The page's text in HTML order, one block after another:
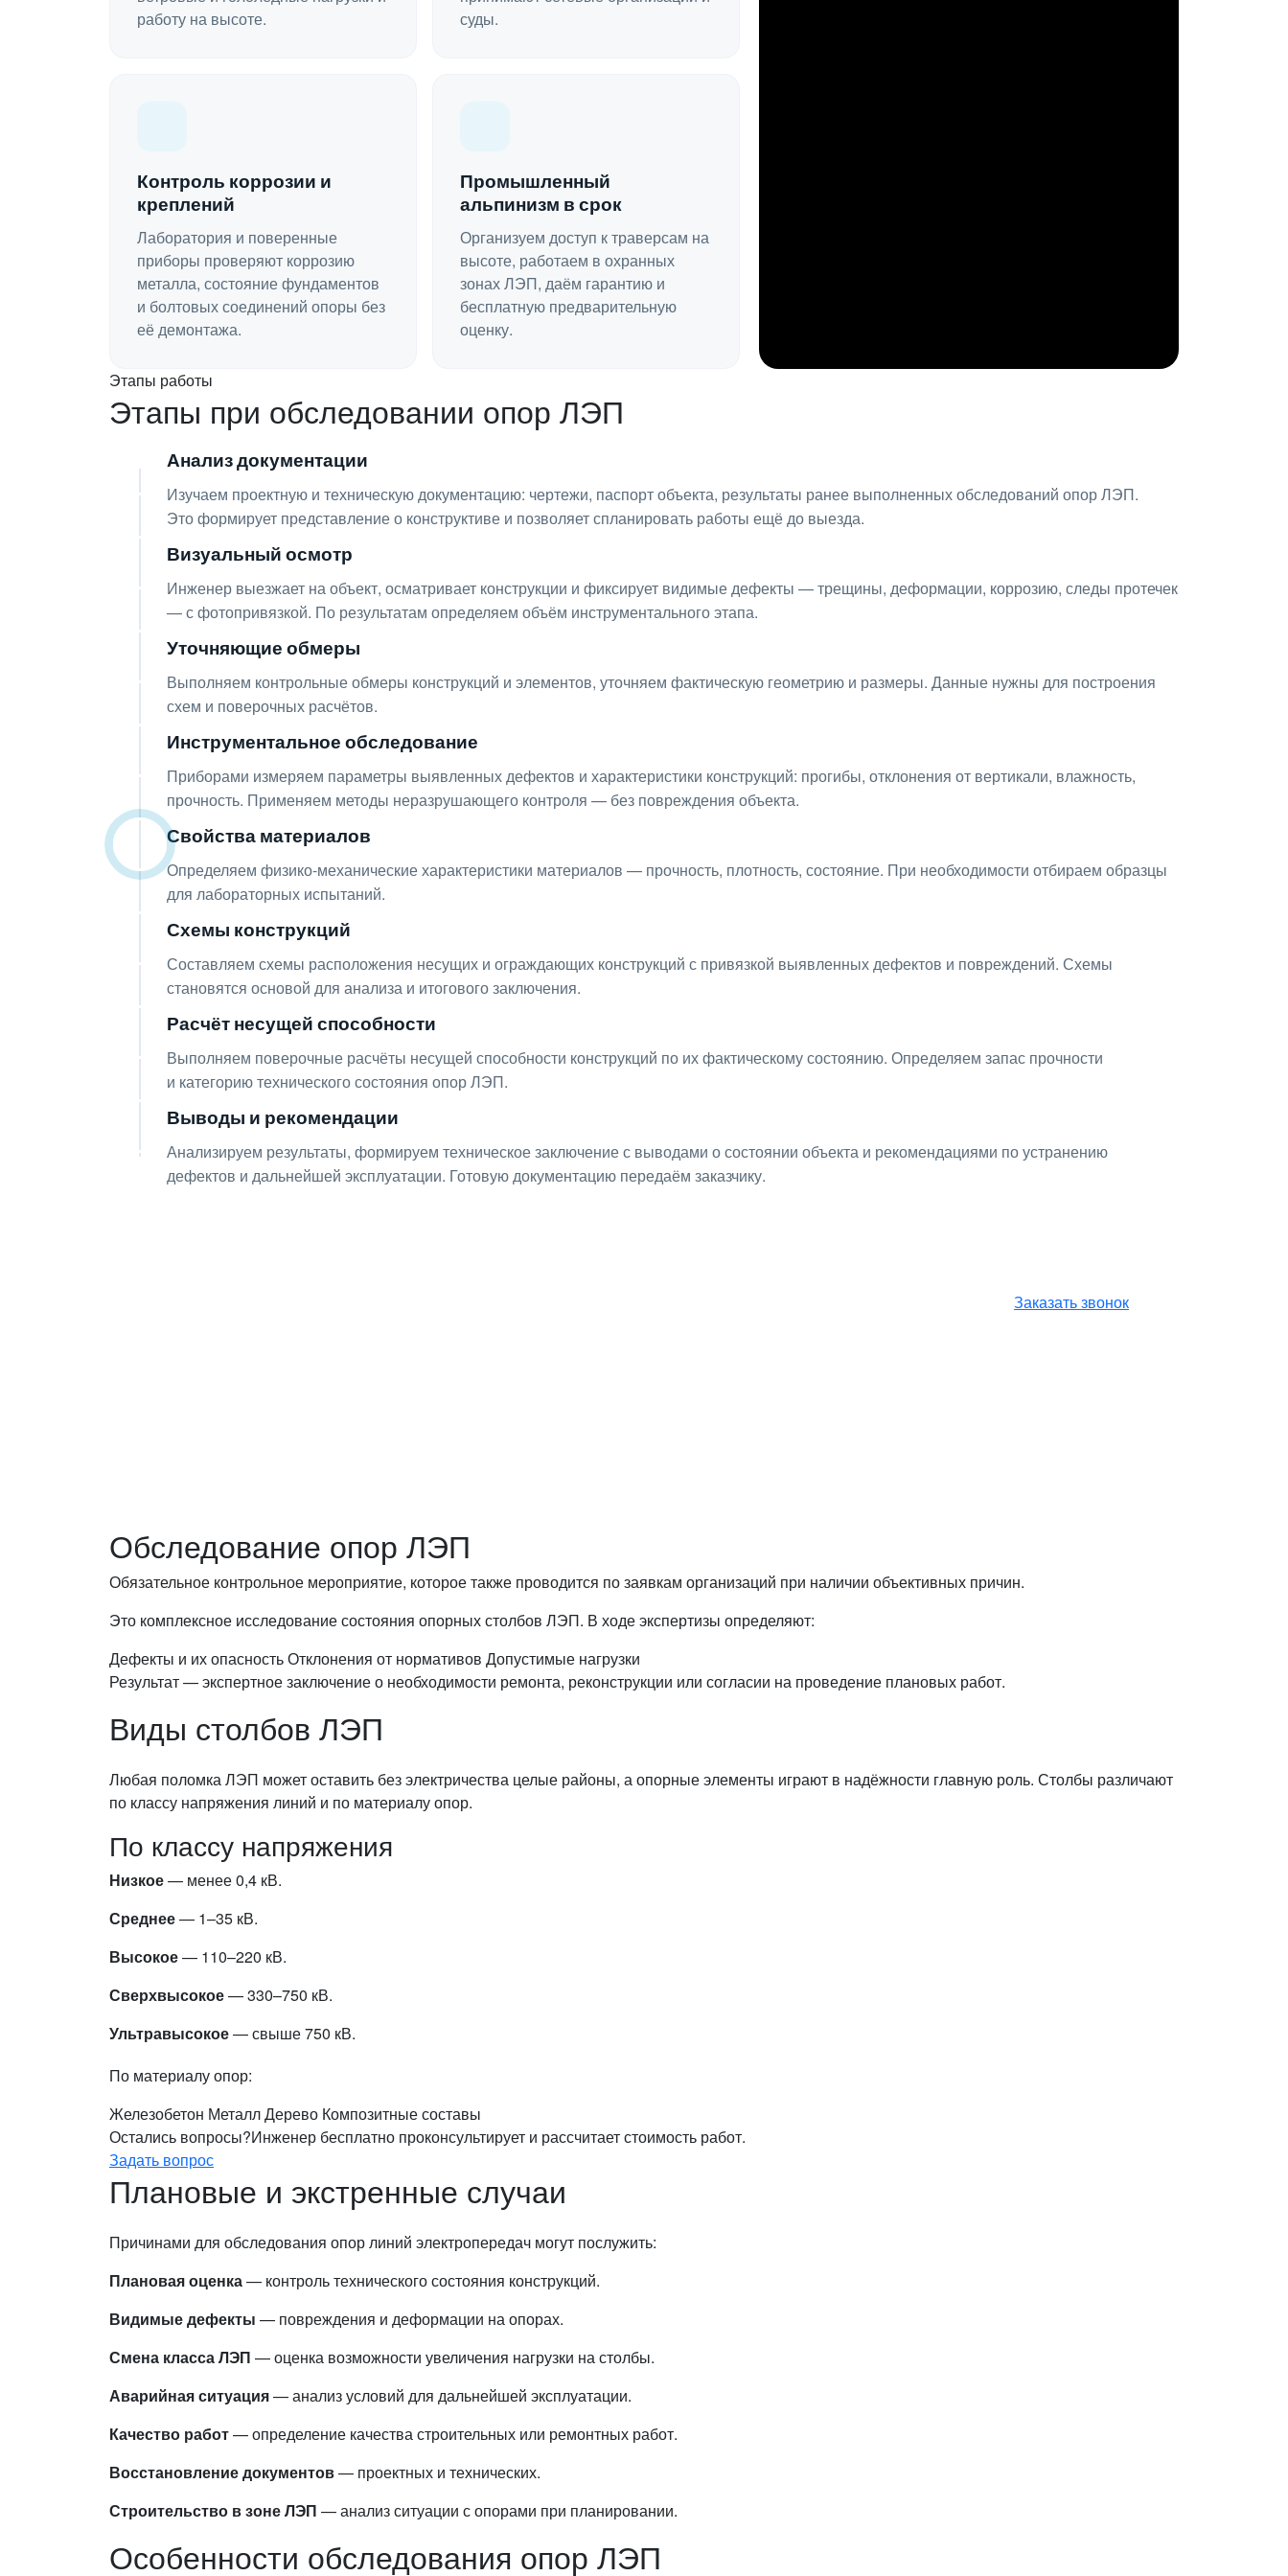
работу на высоте.
суды.
Контроль коррозии и
креплений
Лаборатория и поверенные
приборы проверяют коррозию
металла, состояние фундаментов
и болтовых соединений опоры без
её демонтажа.
Промышленный
альпинизм в срок
Организуем доступ к траверсам на
высоте, работаем в охранных
зонах ЛЭП, даём гарантию и
бесплатную предварительную
оценку.
Этапы работы
Этапы при обследовании опор ЛЭП
01 Анализ документации
Изучаем проектную и техническую документацию: чертежи, паспорт объекта, результаты ранее выполненных обследований опор ЛЭП.
Это формирует представление о конструктиве и позволяет спланировать работы ещё до выезда.
Визуальный осмотр
Инженер выезжает на объект, осматривает конструкции и фиксирует видимые дефекты — трещины, деформации, коррозию, следы протечек
— с фотопривязкой. По результатам определяем объём инструментального этапа.
Уточняющие обмеры
Выполняем контрольные обмеры конструкций и элементов, уточняем фактическую геометрию и размеры. Данные нужны для построения
схем и поверочных расчётов.
Инструментальное обследование
Приборами измеряем параметры выявленных дефектов и характеристики конструкций: прогибы, отклонения от вертикали, влажность,
прочность. Применяем методы неразрушающего контроля — без повреждения объекта.
Свойства материалов
Определяем физико-механические характеристики материалов — прочность, плотность, состояние. При необходимости отбираем образцы
для лабораторных испытаний.
Схемы конструкций
Составляем схемы расположения несущих и ограждающих конструкций с привязкой выявленных дефектов и повреждений. Схемы
становятся основой для анализа и итогового заключения.
Расчёт несущей способности
Выполняем поверочные расчёты несущей способности конструкций по их фактическому состоянию. Определяем запас прочности
и категорию технического состояния опор ЛЭП.
Выводы и рекомендации
Анализируем результаты, формируем техническое заключение с выводами о состоянии объекта и рекомендациями по устранению
дефектов и дальнейшей эксплуатации. Готовую документацию передаём заказчику.
Заказать звонок
Обследование опор ЛЭП
Обязательное контрольное мероприятие, которое также проводится по заявкам организаций при наличии объективных причин.
Это комплексное исследование состояния опорных столбов ЛЭП. В ходе экспертизы определяют:
Дефекты и их опасностьОтклонения от нормативов Допустимые нагрузки
Результат — экспертное заключение о необходимости ремонта, реконструкции или согласии на проведение плановых работ.
Виды столбов ЛЭП
Любая поломка ЛЭП может оставить без электричества целые районы, а опорные элементы играют в надёжности главную роль. Столбы различают
по классу напряжения линий и по материалу опор.
По классу напряжения
Низкое— менее 0,4 кВ.
Среднее— 1–35 кВ.
Высокое— 110–220 кВ.
Сверхвысокое— 330–750 кВ.
Ультравысокое— свыше 750 кВ.
По материалу опор:
Железобетон МеталлДерево Композитные составы
Остались вопросы?Инженер бесплатно проконсультирует и рассчитает стоимость работ.
Задать вопрос
Плановые и экстренные случаи
Причинами для обследования опор линий электропередач могут послужить:
Плановая оценка— контроль технического состояния конструкций.
Видимые дефекты — повреждения и деформации на опорах.
Смена класса ЛЭП — оценка возможности увеличения нагрузки на столбы.
Аварийная ситуация— анализ условий для дальнейшей эксплуатации.
Качество работ— определение качества строительных или ремонтных работ.
Восстановление документов— проектных и технических.
Строительство в зоне ЛЭП — анализ ситуации с опорами при планировании.
Особенности обследования опор ЛЭП